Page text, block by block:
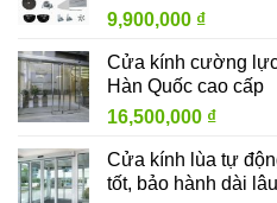
9,900,000 ₫
Cửa kính cường
Hàn Quốc cao cấp
16,500,000 ₫
Cửa kính lùa tự
tốt, bảo hành dài lâu